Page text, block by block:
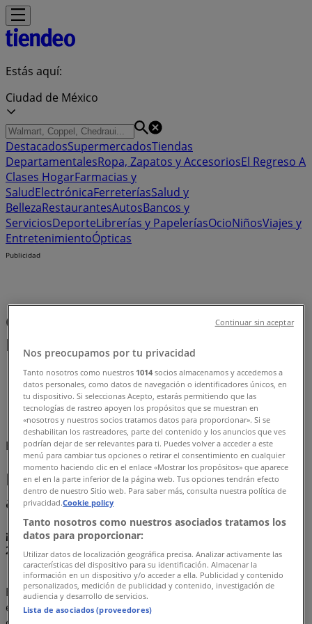
Estás aquí:
Ciudad de México
DestacadosSupermercadosTiendas
DepartamentalesRopa, Zapatos y AccesoriosEl Regreso A
Clases HogarFarmacias y
SaludElectrónicaFerreteríasSalud y
BellezaRestaurantesAutosBancos y
ServiciosDeporteLibrerías y PapeleríasOcioNiñosViajes y
EntretenimientoÓpticas
Publicidad
Comprar Frituras - Ofertas,
Promociones y Descuentos (0)
Tiendeo»
Ofertas »
Frituras
Estamos a punto de publicar ofertas de Frituras
Frituras, todas las ofertas a tu
alcance
¡Descubre las mejores ofertas para Frituras en agosto
2026!
En este mes de agosto del año 2026, estamos
emocionados de ofrecerte las ofertas más atractivas y
Nos preocupamos por tu privacidad
Tanto nosotros como nuestros 1014 socios almacenamos y accedemos a
datos personales, como datos de navegación o identificadores únicos, en
tu dispositivo. Si seleccionas Acepto, estarás permitiendo que las
tecnologías de rastreo apoyen los propósitos que se muestran en
«nosotros y nuestros socios tratamos datos para proporcionar». Si se
deshabilitan los rastreadores, parte del contenido y los anuncios que ves
podrían dejar de ser relevantes para ti. Puedes volver a acceder a este
menú para cambiar tus opciones o retirar el consentimiento en cualquier
momento haciendo clic en el enlace «Mostrar los propósitos» que aparece
en el en la parte inferior de la página web. Tus opciones tendrán efecto
dentro de nuestro Sitio web. Para saber más, consulta nuestra política de
privacidad.Cookie policy
Tanto nosotros como nuestros asociados tratamos los
datos para proporcionar:
Utilizar datos de localización geográfica precisa. Analizar activamente las
características del dispositivo para su identificación. Almacenar la
información en un dispositivo y/o acceder a ella. Publicidad y contenido
personalizados, medición de publicidad y contenido, investigación de
audiencia y desarrollo de servicios.
Lista de asociados (proveedores)
Continuar sin aceptar